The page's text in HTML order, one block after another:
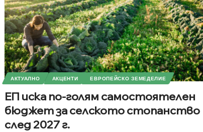
АКТУАЛНО АКЦЕНТИ ЕВРОПЕЙСКО ЗЕМЕДЕЛИЕ
ЕП иска по-голям самостоятелен
бюджет за селското стопанство
след 2027 г.